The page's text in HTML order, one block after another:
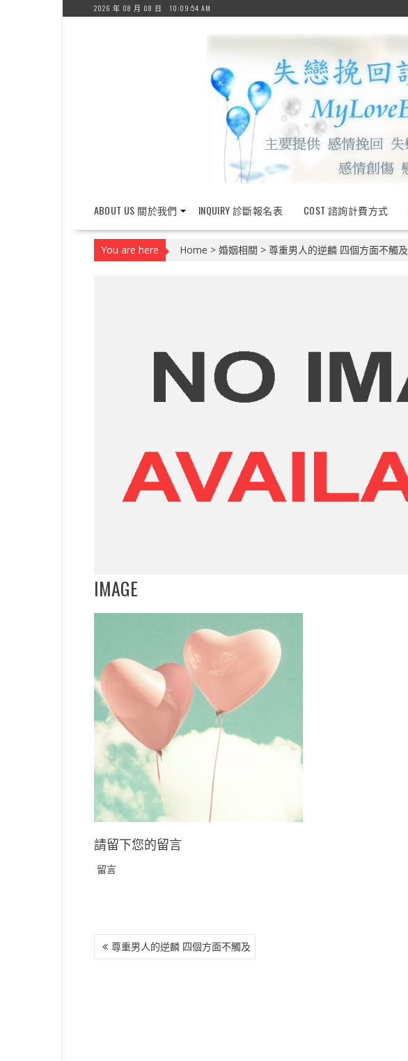
2026 年 08 月 08 日 10:09:54 AM
ABOUT US 關於我們 INQUIRY 診斷報名表 COST 諮詢計費方式
You are here Home > 婚姻相關 > 尊重男人的逆麟 四個方面不觸及
IMAGE
請留下您的留言
留言
文
章 尊重男人的逆麟 四個方面不觸及